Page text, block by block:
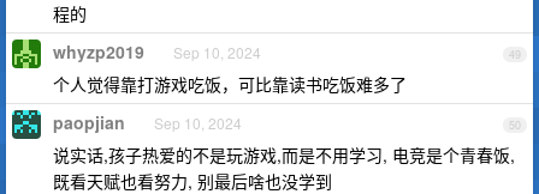
程的
49
whyzp2019 Sep 10, 2024
个人觉得靠打游戏吃饭，可比靠读书吃饭难多了
50
paopjian Sep 10, 2024
说实话,孩子热爱的不是玩游戏,而是不用学习, 电竞是个青春饭,
既看天赋也看努力, 别最后啥也没学到